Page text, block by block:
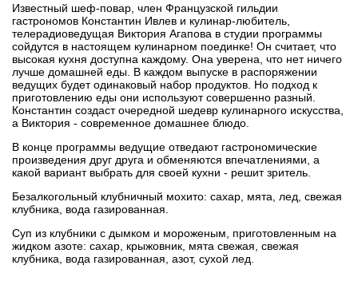
Известный шеф-повар, член Французской гильдии
гастрономов Константин Ивлев и кулинар-любитель,
телерадиоведущая Виктория Агапова в студии программы
сойдутся в настоящем кулинарном поединке! Он считает, что
высокая кухня доступна каждому. Она уверена, что нет ничего
лучше домашней еды. В каждом выпуске в распоряжении
ведущих будет одинаковый набор продуктов. Но подход к
приготовлению еды они используют совершенно разный.
Константин создаст очередной шедевр кулинарного искусства,
а Виктория - современное домашнее блюдо.
В конце программы ведущие отведают гастрономические
произведения друг друга и обменяются впечатлениями, а
какой вариант выбрать для своей кухни - решит зритель.
Безалкогольный клубничный мохито: сахар, мята, лед, свежая
клубника, вода газированная.
Суп из клубники с дымком и мороженым, приготовленным на
жидком азоте: сахар, крыжовник, мята свежая, свежая
клубника, вода газированная, азот, сухой лед.